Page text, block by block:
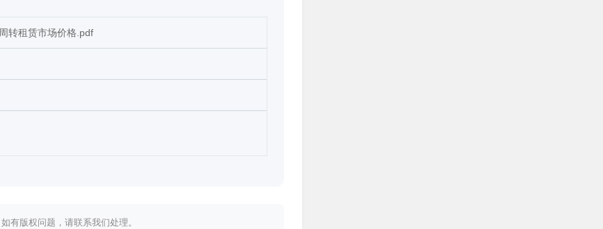
转租赁市场价格.pdf
有版权问题，请联系我们处理。